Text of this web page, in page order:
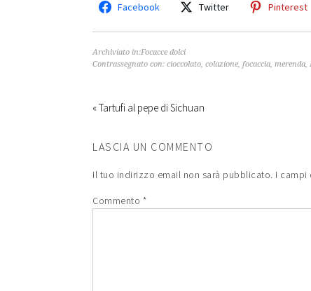
Facebook Twitter Pinterest
Archiviato in:Focacce dolci
Contrassegnato con: cioccolato, colazione, focaccia, merenda,
« Tartufi al pepe di Sichuan
LASCIA UN COMMENTO
Il tuo indirizzo email non sarà pubblicato. I campi
Commento *